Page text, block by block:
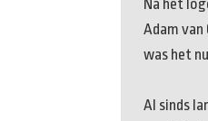
Na het
Adam van
was het
Al sinds